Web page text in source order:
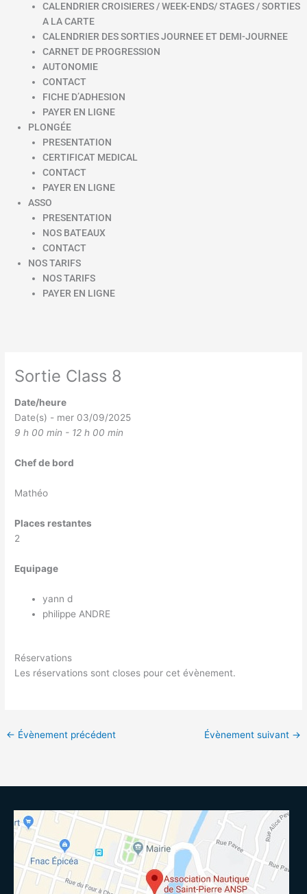
CALENDRIER CROISIERES / WEEK-ENDS/ STAGES / SORTIES
A LA CARTE
CALENDRIER DES SORTIES JOURNEE ET DEMI-JOURNEE
CARNET DE PROGRESSION
AUTONOMIE
CONTACT
FICHE D’ADHESION
PAYER EN LIGNE
PLONGÉE
PRESENTATION
CERTIFICAT MEDICAL
CONTACT
PAYER EN LIGNE
ASSO
PRESENTATION
NOS BATEAUX
CONTACT
NOS TARIFS
NOS TARIFS
PAYER EN LIGNE
Sortie Class 8
Date/heure
Date(s) - mer 03/09/2025
9 h 00 min - 12 h 00 min
Chef de bord
Mathéo
Places restantes
2
Equipage
yann d
philippe ANDRE
Réservations
Les réservations sont closes pour cet évènement.
← Évènement précédent Évènement suivant →